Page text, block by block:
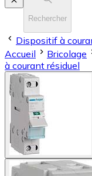
Rechercher
Dispositif à
Accueil
Bricolage
à courant résiduel